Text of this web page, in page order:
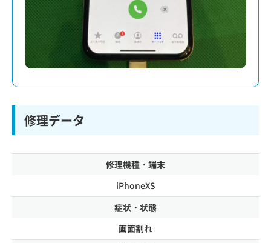
修理データ
修理機種・端末
iPhoneXS
症状・状態
画面割れ